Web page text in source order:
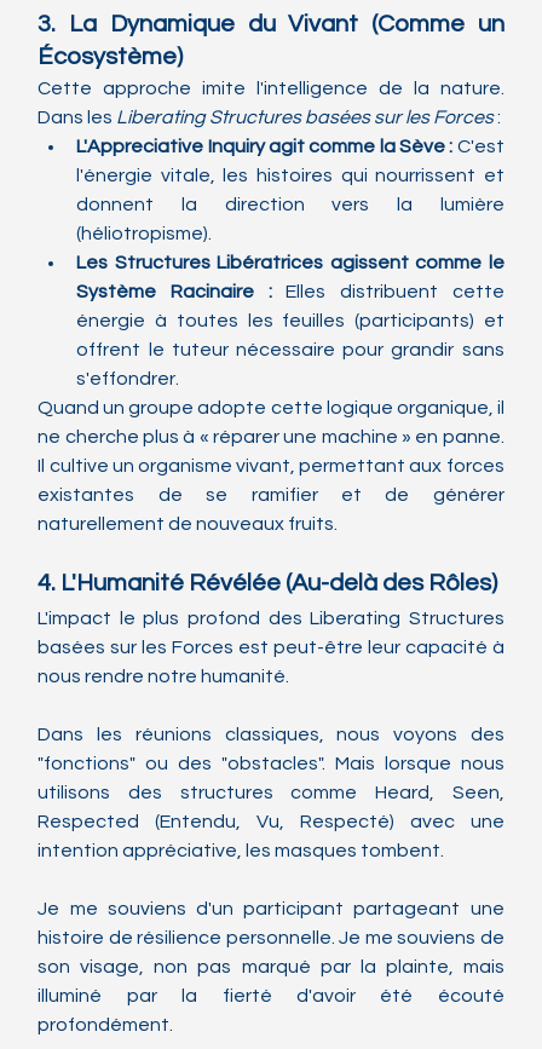
3. La Dynamique du Vivant (Comme un
Écosystème)
Cette approche imite l'intelligence de la nature.
Dans les Liberating Structures basées sur les Forces :
L'Appreciative Inquiry agit comme la Sève : C'est
l'énergie vitale, les histoires qui nourrissent et
donnent la direction vers la lumière
(héliotropisme).
Les Structures Libératrices agissent comme le
Système Racinaire : Elles distribuent cette
énergie à toutes les feuilles (participants) et
offrent le tuteur nécessaire pour grandir sans
s'effondrer.
Quand un groupe adopte cette logique organique, il
ne cherche plus à « réparer une machine » en panne.
Il cultive un organisme vivant, permettant aux forces
existantes de se ramifier et de générer
naturellement de nouveaux fruits.
4. L'Humanité Révélée (Au-delà des Rôles)
L'impact le plus profond des Liberating Structures
basées sur les Forces est peut-être leur capacité à
nous rendre notre humanité.
Dans les réunions classiques, nous voyons des
"fonctions" ou des "obstacles". Mais lorsque nous
utilisons des structures comme Heard, Seen,
Respected (Entendu, Vu, Respecté) avec une
intention appréciative, les masques tombent.
Je me souviens d'un participant partageant une
histoire de résilience personnelle. Je me souviens de
son visage, non pas marqué par la plainte, mais
illuminé par la fierté d'avoir été écouté
profondément.